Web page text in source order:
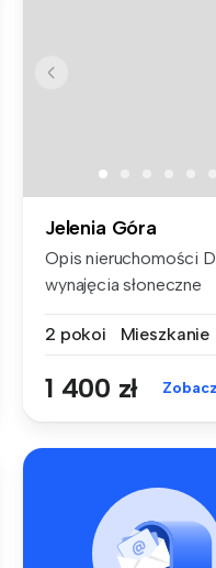
Jelenia Góra
Opis nieruchomości
wynajęcia słoneczne
2 pokoi
Mieszkanie
1 400 zł